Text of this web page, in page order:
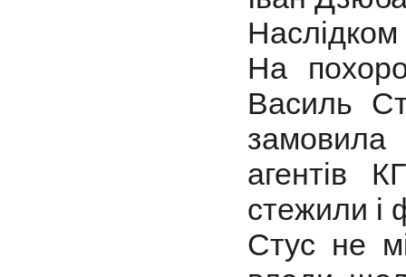
На
Василь
замовила
агентів
стежили і
Стус не